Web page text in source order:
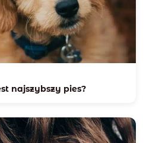
najszybszy pies?